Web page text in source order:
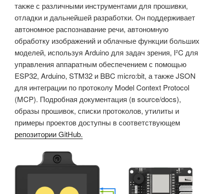
также с различными инструментами для прошивки,
отладки и дальнейшей разработки. Он поддерживает
автономное распознавание речи, автономную
обработку изображений и облачные функции больших
моделей, используя Arduino для задач зрения, I²C для
управления аппаратным обеспечением с помощью
ESP32, Arduino, STM32 и BBC micro:bit, а также JSON
для интеграции по протоколу Model Context Protocol
(MCP). Подробная документация (в source/docs),
образы прошивок, списки протоколов, утилиты и
примеры проектов доступны в соответствующем
репозитории GitHub.